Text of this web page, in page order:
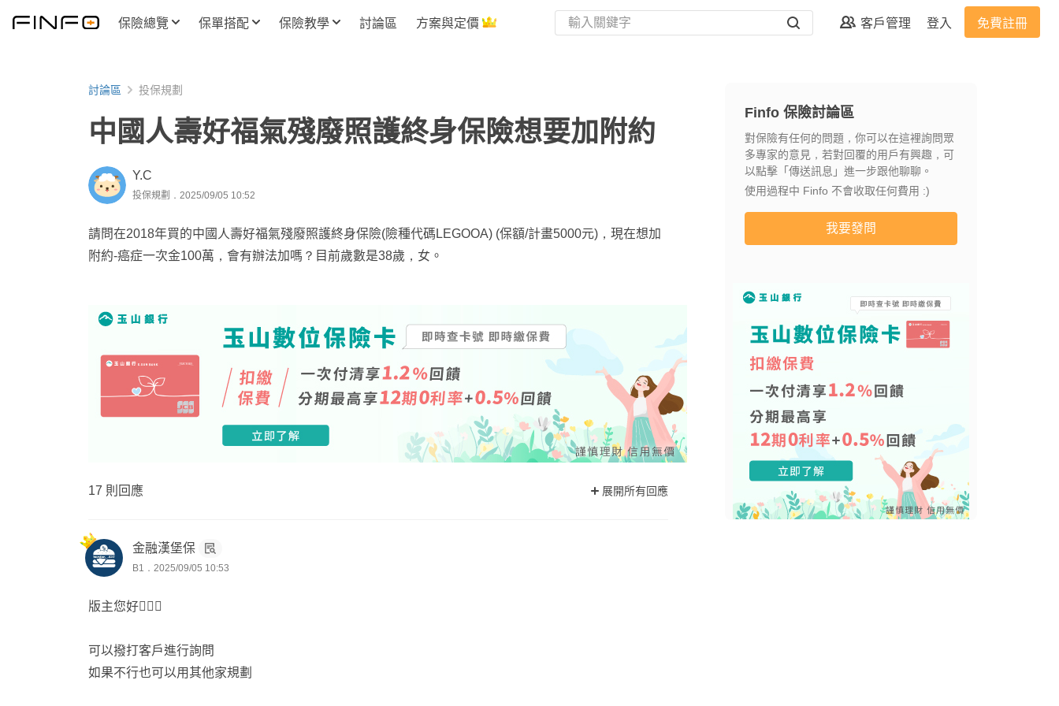
保險總覽 保單搭配 保險教學 討論區 方案與定價 客戶管理 登入 免費註冊
討論區 投保規劃
中國人壽好福氣殘廢照護終身保險想要加附約
Y.C
投保規劃．2025/09/05 10:52
請問在2018年買的中國人壽好福氣殘廢照護終身保險(險種代碼LEGOOA) (保額/計畫5000元)，現在想加
附約-癌症一次金100萬，會有辦法加嗎？目前歲數是38歲，女。
17 則回應 展開所有回應
金融漢堡保
B1．2025/09/05 10:53
版主您好🙋🏻‍♂️
可以撥打客戶進行詢問
如果不行也可以用其他家規劃
Finfo 保險討論區
對保險有任何的問題，你可以在這裡詢問眾
多專家的意見，若對回覆的用戶有興趣，可
以點擊「傳送訊息」進一步跟他聊聊。
使用過程中 Finfo 不會收取任何費用 :)
我要發問